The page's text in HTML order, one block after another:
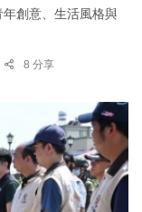
年創意、生活風格與
8 分享